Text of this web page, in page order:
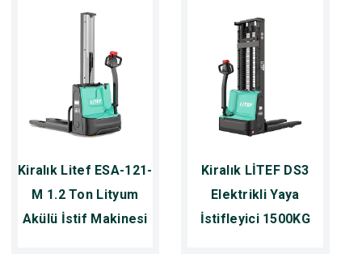
Kiralık Litef ESA-121-
M 1.2 Ton Lityum
Akülü İstif Makinesi
Kiralık LİTEF DS3
Elektrikli Yaya
İstifleyici 1500KG